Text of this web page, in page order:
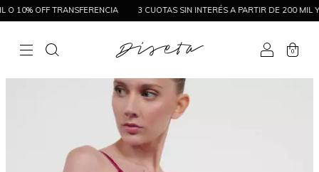
OFF TRANSFERENCIA 3 CUOTAS SIN INTERÉS A PARTIR DE 200 MIL Y
0